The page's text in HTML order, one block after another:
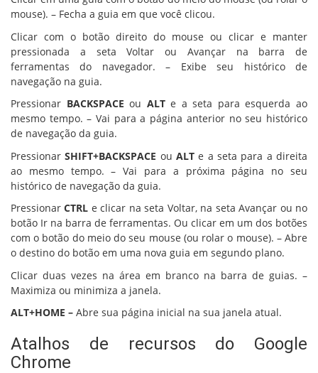
mouse). – Fecha a guia em que você clicou.
Clicar com o botão direito do mouse ou clicar e manter
pressionada a seta Voltar ou Avançar na barra de
ferramentas do navegador. – Exibe seu histórico de
navegação na guia.
Pressionar BACKSPACE ou ALTe a seta para esquerda ao
mesmo tempo. – Vai para a página anterior no seu histórico
de navegação da guia.
PressionarSHIFT+BACKSPACE ouALT e a seta para a direita
ao mesmo tempo. – Vai para a próxima página no seu
histórico de navegação da guia.
PressionarCTRL e clicar na seta Voltar, na seta Avançar ou no
botão Ir na barra de ferramentas. Ou clicar em um dos botões
com o botão do meio do seu mouse (ou rolar o mouse). – Abre
o destino do botão em uma nova guia em segundo plano.
Clicar duas vezes na área em branco na barra de guias. –
Maximiza ou minimiza a janela.
ALT+HOME – Abre sua página inicial na sua janela atual.
Atalhos de recursos do Google
Chrome